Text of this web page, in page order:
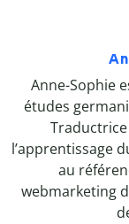
Anne-Sophie
études
Traductrice
l’apprentissage
au
webmarketing